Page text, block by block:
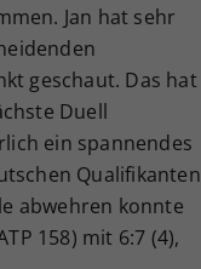
Jan hat sehr
geschaut. Das hat
Duell
ein spannendes
Qualifikanten
abwehren konnte
158) mit 6:7 (4),